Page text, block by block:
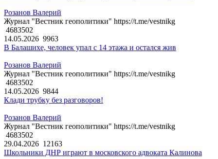
Розанов Валерий
Журнал "Вестник геополитики" https://t.me/vestnikg
4683502
14.05.2026 9963
В Балашихе, человек упал с 14 этажа и остался жив
Розанов Валерий
Журнал "Вестник геополитики" https://t.me/vestnikg
4683502
14.05.2026 9844
Клади трубку без разговоров!
Розанов Валерий
Журнал "Вестник геополитики" https://t.me/vestnikg
4683502
29.04.2026 12163
Школьники ДНР играют в московского адвоката Калинова